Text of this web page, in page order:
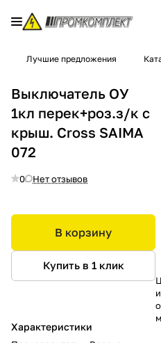
Лучшие предложения
Выключатель ОУ
1кл перек+роз.з/к с
крыш. Cross SAIMA
072
0 Нет отзывов
В корзину
Купить в 1 клик
Характеристики